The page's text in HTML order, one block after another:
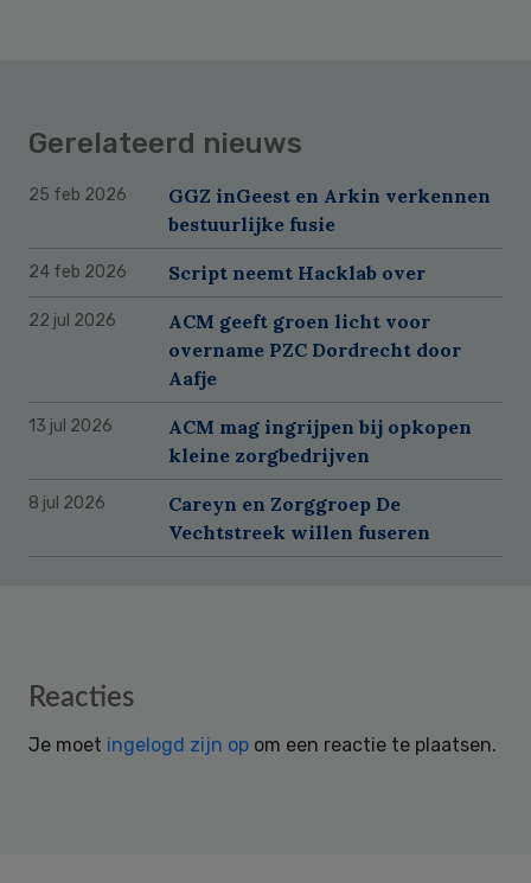
Gerelateerd nieuws
25 feb 2026
GGZ inGeest en Arkin verkennen
bestuurlijke fusie
24 feb 2026 Script neemt Hacklab over
22 jul 2026
ACM geeft groen licht voor
overname PZC Dordrecht door
Aafje
13 jul 2026
ACM mag ingrijpen bij opkopen
kleine zorgbedrijven
8 jul 2026
Careyn en Zorggroep De
Vechtstreek willen fuseren
Reader
Reacties
Je moet ingelogd zijn op om een reactie te plaatsen.